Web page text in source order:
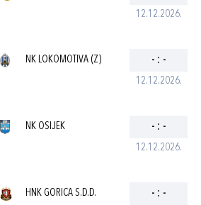
12.12.2026.
12.12.2026.
NK LOKOMOTIVA (Z) - : -
12.12.2026.
NK OSIJEK - : -
HNK GORICA S.D.D. - : -